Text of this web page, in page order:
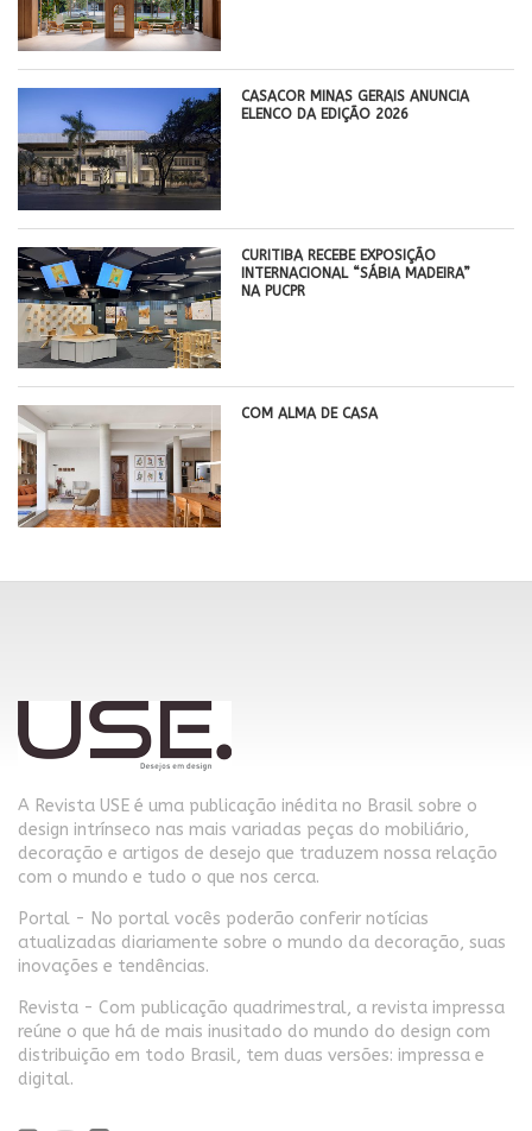
CASACOR MINAS GERAIS ANUNCIA
ELENCO DA EDIÇÃO 2026
CURITIBA RECEBE EXPOSIÇÃO
INTERNACIONAL “SÁBIA MADEIRA”
NA PUCPR
COM ALMA DE CASA
A Revista USE é uma publicação inédita no Brasil sobre o
design intrínseco nas mais variadas peças do mobiliário,
decoração e artigos de desejo que traduzem nossa relação
com o mundo e tudo o que nos cerca.
Portal - No portal vocês poderão conferir notícias
atualizadas diariamente sobre o mundo da decoração, suas
inovações e tendências.
Revista - Com publicação quadrimestral, a revista impressa
reúne o que há de mais inusitado do mundo do design com
distribuição em todo Brasil, tem duas versões: impressa e
digital.